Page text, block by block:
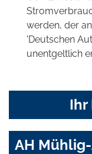
werden, der
'Deutschen
unentgeltlich
Ihr
AH